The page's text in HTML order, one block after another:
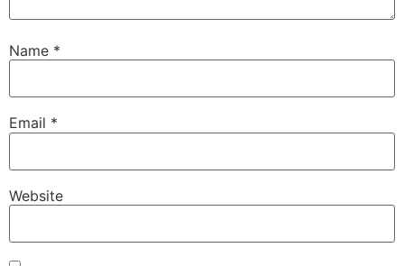
Name *
Email *
Website